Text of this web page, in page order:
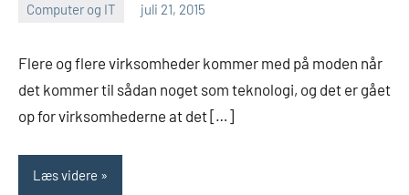
Computer og IT juli 21, 2015
Esben
Flere og flere virksomheder kommer med på moden når
det kommer til sådan noget som teknologi, og det er gået
op for virksomhederne at det […]
Læs videre